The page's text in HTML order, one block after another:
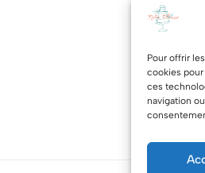
Pour offrir
cookies
ces
navigation